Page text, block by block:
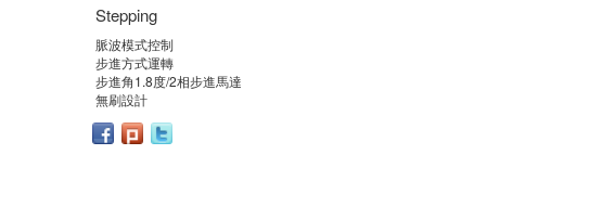
Stepping
脈波模式控制
步進方式運轉
步進角1.8度/2相步進馬達
無刷設計